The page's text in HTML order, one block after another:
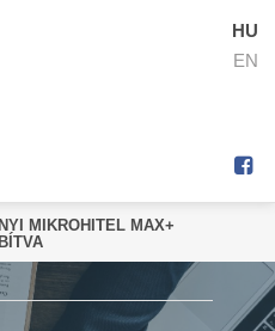
HU
EN
MIKROHITEL MAX+